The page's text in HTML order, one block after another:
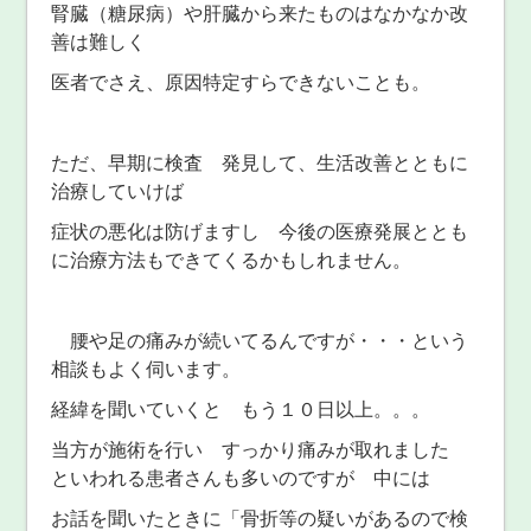
腎臓（糖尿病）や肝臓から来たものはなかなか改
善は難しく
医者でさえ、原因特定すらできないことも。
ただ、早期に検査 発見して、生活改善とともに
治療していけば
症状の悪化は防げますし 今後の医療発展ととも
に治療方法もできてくるかもしれません。
腰や足の痛みが続いてるんですが・・・という
相談もよく伺います。
経緯を聞いていくと もう１０日以上。。。
当方が施術を行い すっかり痛みが取れました
といわれる患者さんも多いのですが 中には
お話を聞いたときに「骨折等の疑いがあるので検